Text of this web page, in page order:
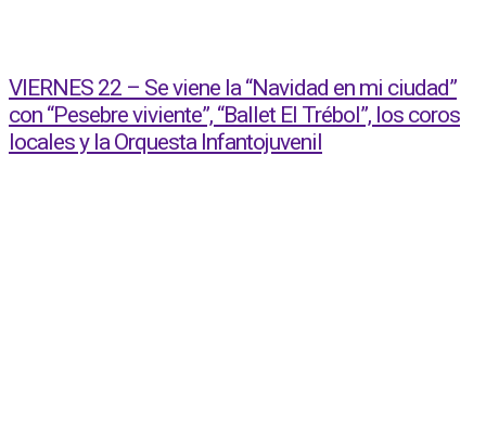
VIERNES 22 – Se viene la “Navidad en mi ciudad”
con “Pesebre viviente”, “Ballet El Trébol”, los coros
locales y la Orquesta Infantojuvenil